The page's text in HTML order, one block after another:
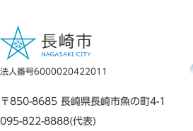
法人番号6000020422011
〒850-8685 長崎県長崎市魚の町4-1
095-822-8888(代表)